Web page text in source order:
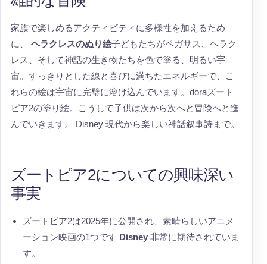
家族で楽しめるアクティビティに多様性を加えるため
に、 ヘラクレスのぬり絵子どもたちがペガサス、ヘラク
レス、そして神話の生き物たちを色で塗る、明るい宇
宙。すっきりとした線と喜びに満ちたエネルギーで、こ
れらの絵は宇宙に完璧に溶け込んでいます。doraズート
ピア2の塗り絵。こうして子供は次から次へと冒険へと進
んでいきます。 Disney 現代から楽しい神話叙事詩まで。
ズートピア2についての興味深い
事実
ズートピア2は2025年に公開され、素晴らしいアニメ
ーション映画の1つです Disney 非常に期待されていま
す。